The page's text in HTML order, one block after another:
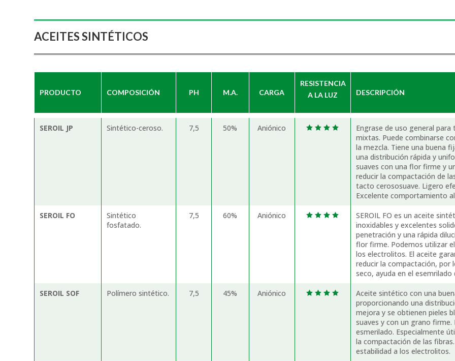
ACEITES SINTÉTICOS
PRODUCTO
SEROIL JP
SEROIL FO
SEROIL SOF
COMPOSICIÓN
Sintético-ceroso.
Sintético
fosfatado.
Polímero sintético.
PH
7,5
7,5
7,5
M.A.
50%
60%
45%
CARGA
Aniónico
Aniónico
Aniónico
RESISTENCIA
A LA LUZ
   
   
   
DESCRIPCIÓN
Engrase de uso general
mixtas. Puede combinarse
la mezcla. Tiene una buena
una distribución rápida y
suaves con una flor firme y
reducir la compactación de
tacto cerososuave. Ligero
Excelente comportamiento
SEROIL FO es un aceite
inoxidables y excelentes
penetración y una rápida
flor firme. Podemos utilizar
los electrolitos. El aceite
reducir la compactación, por
seco, ayuda en el esemrilado
Aceite sintético con una
proporcionando una
mejora y se obtienen pieles
suaves y con un grano
esmerilado. Especialmente
la compactación de las
estabilidad a los electrolitos.